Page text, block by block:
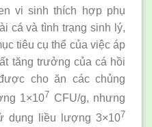
vi sinh thích hợp phụ
cá và tình trạng sinh lý,
tiêu cụ thể của việc áp
tăng trưởng của cá hồi
cho ăn các chủng
1×107 CFU/g, nhưng
dụng liều lượng 3×107